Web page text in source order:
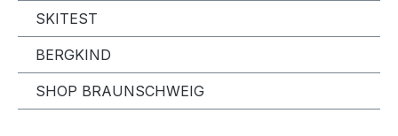
SKITEST
BERGKIND
SHOP BRAUNSCHWEIG